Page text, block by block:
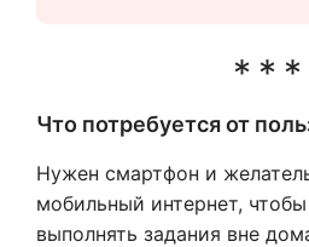
Что потребуется от
Нужен смартфон и
мобильный интернет,
выполнять задания вне